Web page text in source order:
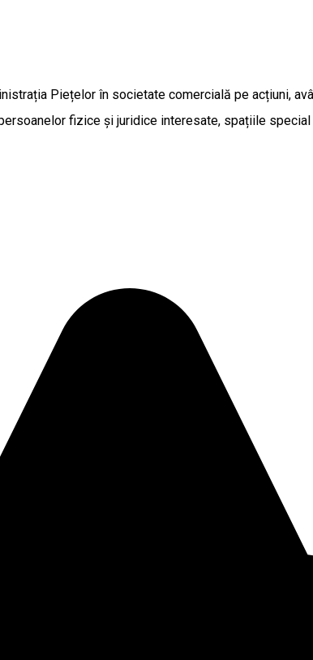
Piețelor în societate comercială pe acțiuni,
fizice și juridice interesate, spațiile